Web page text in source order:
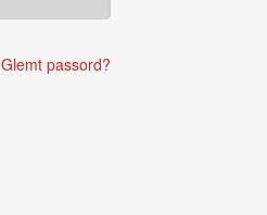
Glemt passord?